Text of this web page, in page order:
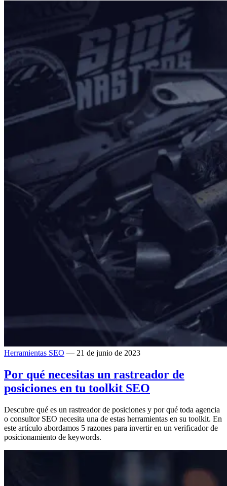
Herramientas SEO — 21 de junio de 2023
Por qué necesitas un rastreador de
posiciones en tu toolkit SEO
Descubre qué es un rastreador de posiciones y por qué toda agencia
o consultor SEO necesita una de estas herramientas en su toolkit. En
este artículo abordamos 5 razones para invertir en un verificador de
posicionamiento de keywords.